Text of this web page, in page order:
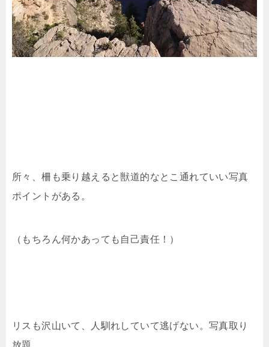
所々、柵も乗り越えると獣道的なとこ通れていい写真
ポイントがある。
（もちろん何かあっても自己責任！）
リスも沢山いて、人馴れしていて逃げない。写真取り
放題。